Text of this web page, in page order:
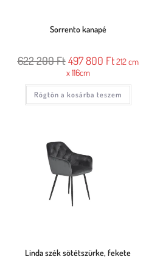
Sorrento kanapé
622 200Ft 497 800 Ft212 cm
x 116cm
Rögtön a kosárba teszem
Linda szék sötétszürke, fekete